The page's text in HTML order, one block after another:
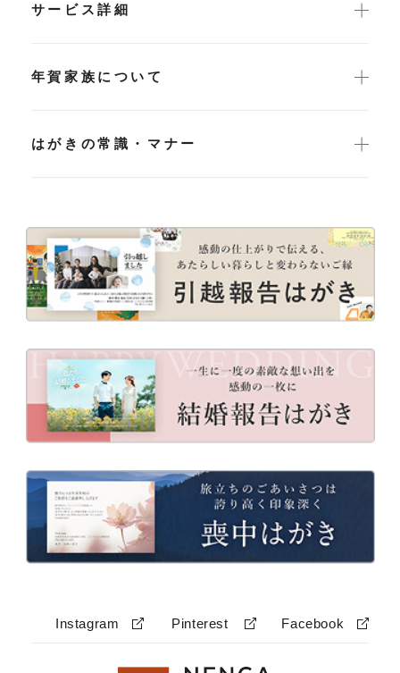
サービス詳細
年賀家族について
はがきの常識・マナー
Instagram Pinterest Facebook